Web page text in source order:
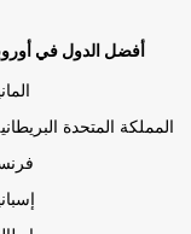
أفضل الدول في
المملكة المتحدة